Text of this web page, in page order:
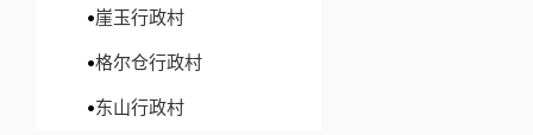
崖玉行政村
格尔仓行政村
东山行政村